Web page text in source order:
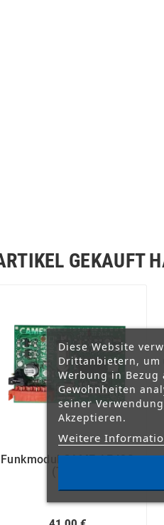
GEKAUFT
Funkmodul CAME AF43S
Diese Website
Drittanbietern, um
Werbung in
Gewohnheiten
seiner
Akzeptieren.
Weitere